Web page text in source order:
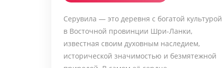
Серувила — это деревня с богатой культурой
в Восточной провинции Шри-Ланки,
известная своим духовным наследием,
исторической значимостью и безмятежной